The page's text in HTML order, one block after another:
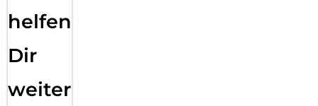
helfen
Dir
weiter